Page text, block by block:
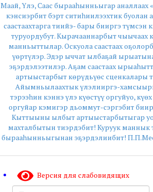
Маай, Үлэ, Саас бырааһынньыгар аналлаах
кэнсиэрбит бэрт ситиһиилээхтик буолан
саастаахтарга тиийэ- бары бииргэ түмсэн
туруордубут. Кырачааннарбыт
манньыттылар. Оскуола саастаах
үөртүлэр. Эдэр ыччат ылбаҕай
эҕэрдэлээтилэр. Аҕам саастаах
артыыстарбыт көрүдьүөс сценкалары
Айымньылаахтык үлэлииргэ-
тэрээһин кэннэ үлэ күөстүү оргуйуо,
оргуйар кэмигэр дьоммут-сэргэбит
Кыттыыны ылбыт артыыстарбытыгар
махталбытын тиэрдэбит! Куруук маннык
бырааһынньыгынан эҕэрдэлиибит!
Версия для слабовидящих
Поиск